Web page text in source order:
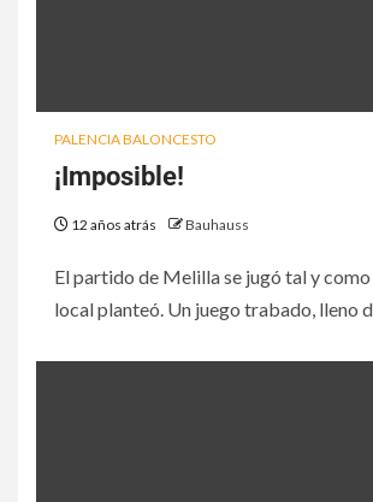
PALENCIA BALONCESTO
¡Imposible!
12 años atrás Bauhauss
El partido de Melilla se jugó tal y
local planteó. Un juego trabado, lleno